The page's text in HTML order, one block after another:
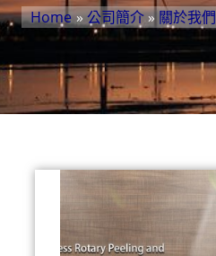
Home »公司簡介»關於我們